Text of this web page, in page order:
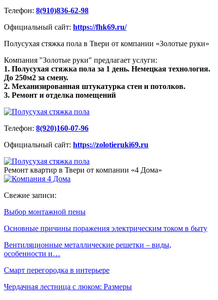
Телефон: 8(910)836-62-98
Официальный сайт: https://fhk69.ru/
Полусухая стяжка пола в Твери от компании «Золотые руки»
Компания "Золотые руки" предлагает услуги:
1. Полусухая стяжка пола за 1 день. Немецкая технология.
До 250м2 за смену.
2. Механизированная штукатурка стен и потолков.
3. Ремонт и отделка помещений
Телефон: 8(920)160-07-96
Официальный сайт: https://zolotieruki69.ru
Ремонт квартир в Твери от компании «4 Дома»
Свежие записи:
Выбор монтажной пены
Основные причины поражения электрическим током в быту
Вентиляционные металлические решетки – виды,
особенности и…
Смарт перегородка в интерьере
Чердачная лестница с люком: Размеры